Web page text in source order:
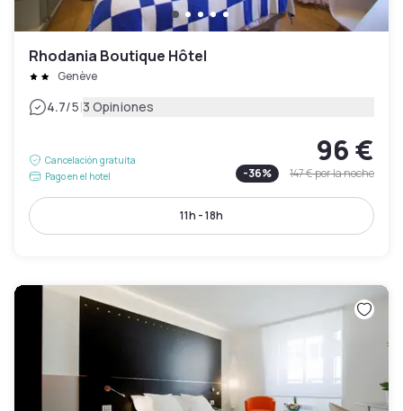
Rhodania Boutique Hôtel
Genève
4.7/5|3 Opiniones
Cancelación gratuita
Pago en el hotel
96 €
-36% 147 €por la noche
11h - 18h